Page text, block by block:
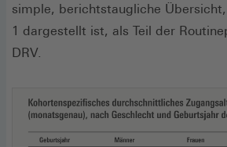
simple, berichtstaugliche
1 dargestellt ist, als Teil der
DRV.